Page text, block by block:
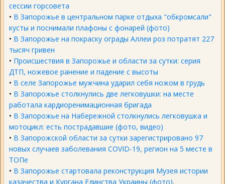
сессии горсовета
• В Запорожье в центральном парке отдыха "обкромсали"
кусты и поснимали плафоны с фонарей (фото)
• В Запорожье на покраску ограды Аллеи роз потратят 227
тысяч гривен
• Происшествия в Запорожье и области за сутки: серия
ДТП, ножевое ранение и падение с высоты
• В селе Запорожье мужчина ударил себя ножом в грудь
• В Запорожье столкнулись две легковушки: на месте
работала кардиоренимационная бригада
• В Запорожье на Набережной столкнулись легковушка и
мотоцикл: есть пострадавшие (фото, видео)
• В Запорожской области за сутки зарегистрировано 97
новых случаев заболевания COVID-19, регион на 5 месте в
ТОПе
• В Запорожье стартовала реконструкция Музея истории
казачества и Кургана Единства Украины (фото).